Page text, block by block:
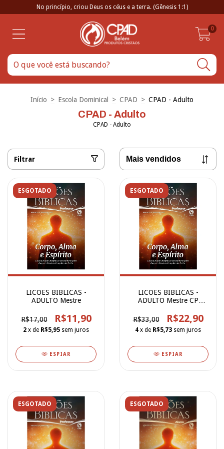
No princípio, criou Deus os céus e a terra. (Gênesis 1:1)
0
Início > Escola Dominical > CPAD > CPAD - Adulto
CPAD - Adulto
CPAD - Adulto
Filtrar
ESGOTADO
LICOES BIBLICAS -
ADULTO Mestre
R$17,00 R$11,90
2 x de R$5,95 sem juros
ESPIAR
ESGOTADO
LICOES BIBLICAS -
ADULTO Mestre CP
R$33,00
R$22,90
4 x de R$5,73 sem juros
ESPIAR
ESGOTADO ESGOTADO